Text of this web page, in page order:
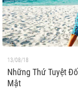
13/08/18
Những Thứ Tuyệt
Mật